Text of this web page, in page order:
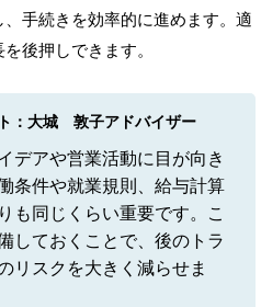
手続きを効率的に進めます。適
後押しできます。
：大城 敦子アドバイザー
デアや営業活動に目が向き
条件や就業規則、給与計算
も同じくらい重要です。こ
しておくことで、後のトラ
リスクを大きく減らせま